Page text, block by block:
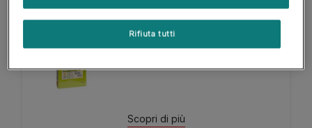
Scopri di più
Rifiuta tutti